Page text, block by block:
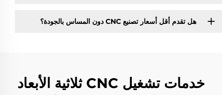
هل تقدم أقل أسعار تصنيع CNC دون المساس بالجودة؟
خدمات تشغيل CNC ثلاثية الأبعاد